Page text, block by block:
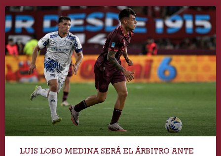
LUIS LOBO MEDINA SERÁ EL ÁRBITRO ANTE